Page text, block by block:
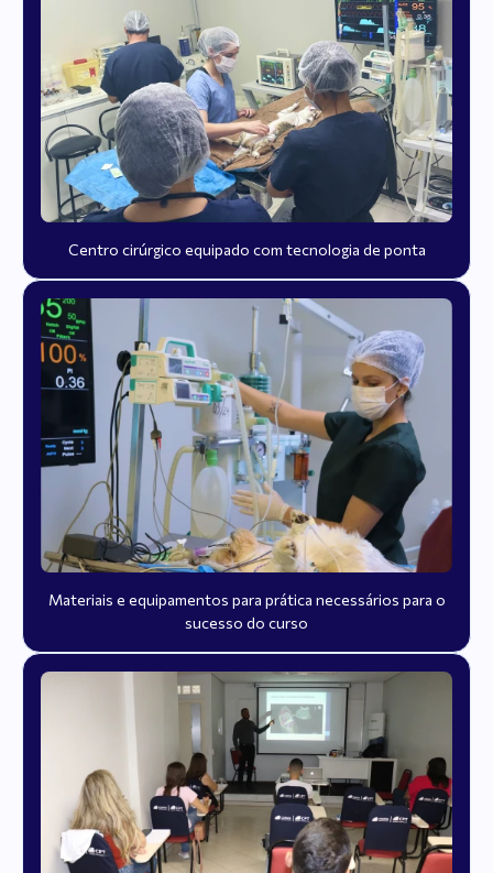
Centro cirúrgico equipado com tecnologia de ponta
Materiais e equipamentos para prática necessários para o
sucesso do curso